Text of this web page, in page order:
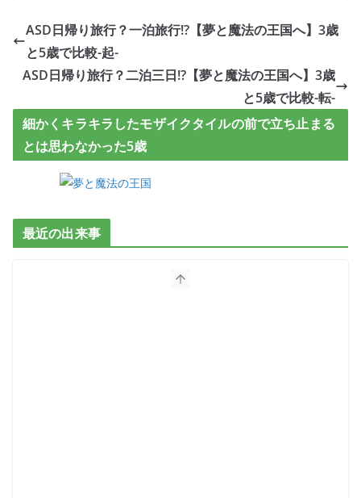
ASD日帰り旅行？一泊旅行!?【夢と魔法の王国へ】3歳
と5歳で比較-起-
ASD日帰り旅行？二泊三日!?【夢と魔法の王国へ】3歳
と5歳で比較-転-
細かくキラキラしたモザイクタイルの前で立ち止まる
とは思わなかった5歳
最近の出来事